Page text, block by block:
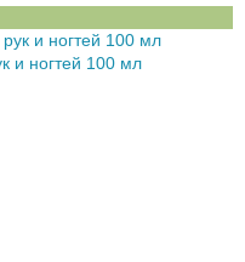
и ногтей 100 мл